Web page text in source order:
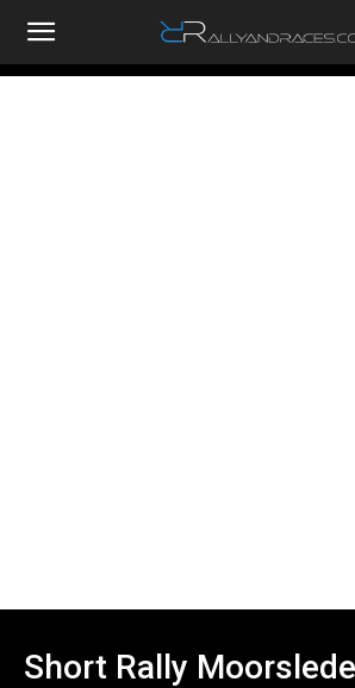
RallyandRaces.com
Short Rally